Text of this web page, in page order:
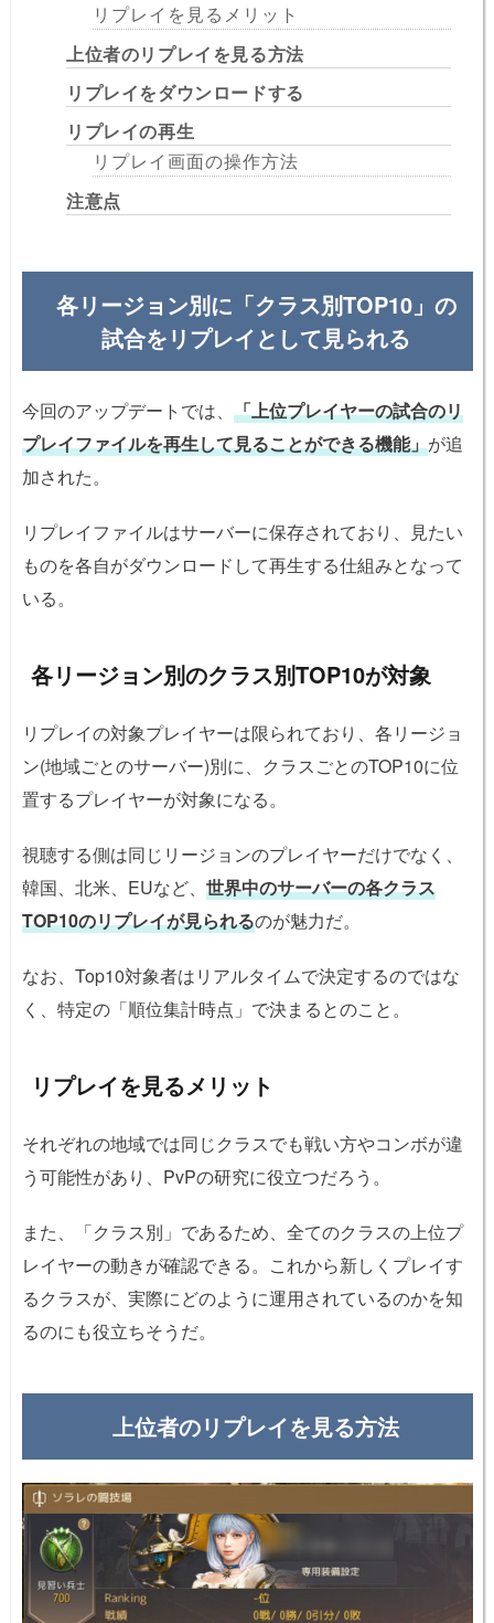
リプレイを見るメリット
上位者のリプレイを見る方法
リプレイをダウンロードする
リプレイの再生
リプレイ画面の操作方法
注意点
各リージョン別に「クラス別TOP10」の
試合をリプレイとして見られる
今回のアップデートでは、 「上位プレイヤーの試合のリ
プレイファイルを再生して見ることができる機能」が追
加された。
リプレイファイルはサーバーに保存されており、見たい
ものを各自がダウンロードして再生する仕組みとなって
いる。
各リージョン別のクラス別TOP10が対象
リプレイの対象プレイヤーは限られており、各リージョ
ン(地域ごとのサーバー)別に、クラスごとのTOP10に位
置するプレイヤーが対象になる。
視聴する側は同じリージョンのプレイヤーだけでなく、
韓国、北米、EUなど、 世界中のサーバーの各クラス
TOP10のリプレイが見られるのが魅力だ。
なお、Top10対象者はリアルタイムで決定するのではな
く、特定の「順位集計時点」で決まるとのこと。
リプレイを見るメリット
それぞれの地域では同じクラスでも戦い方やコンボが違
う可能性があり、PvPの研究に役立つだろう。
また、「クラス別」であるため、全てのクラスの上位プ
レイヤーの動きが確認できる。これから新しくプレイす
るクラスが、実際にどのように運用されているのかを知
るのにも役立ちそうだ。
上位者のリプレイを見る方法